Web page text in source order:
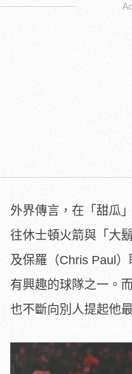
外界傳言，在「甜瓜
往休士頓火箭與「大
及保羅（Chris Paul
有興趣的球隊之一。
也不斷向別人提起他